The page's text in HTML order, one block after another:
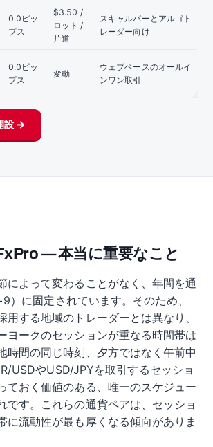
0.0ピッ
プス
$3.50 /
ロット /
片道
スキャルパーとアルゴト
レーダー向け
0.0ピッ
プス
変動
ウェブベースのオールイ
ンワン取引
設 →
— 本当に重要なこと
によって変わることがなく、年間を通
）に固定されています。そのため、
用する地域のトレーダーとは異なり、
ヨークのセッションが重なる時間帯は
時間の同じ時刻、夕方ではなく午前中
USDやUSD/JPYを取引するセッショ
ておく価値のある、唯一のスケジュー
です。これらの通貨ペアは、セッショ
に流動性が最も厚くなる傾向がありま